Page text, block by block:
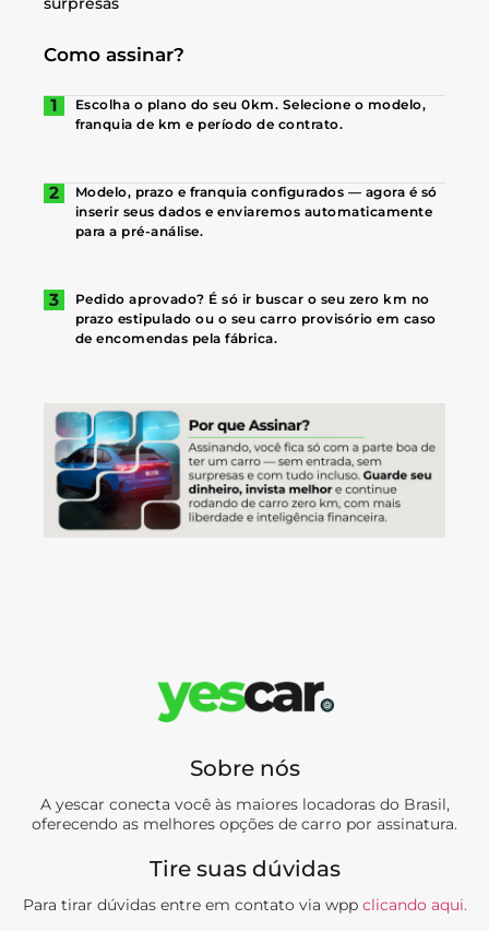
Como assinar?
Escolha o plano do seu 0km. Selecione o modelo,
franquia de km e período de contrato.
Modelo, prazo e franquia configurados — agora é só
inserir seus dados e enviaremos automaticamente
para a pré-análise.
Pedido aprovado? É só ir buscar o seu zero km no
prazo estipulado ou o seu carro provisório em caso
de encomendas pela fábrica.
Sobre nós
A yescar conecta você às maiores locadoras do Brasil,
oferecendo as melhores opções de carro por assinatura.
Tire suas dúvidas
Para tirar dúvidas entre em contato via wpp clicando aqui.